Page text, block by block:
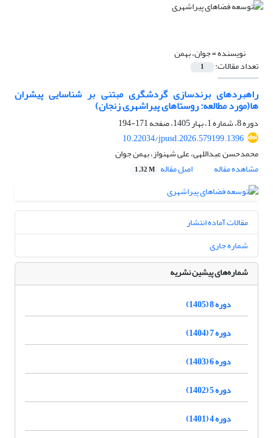
نویسنده =جوان، بهمن
تعداد مقالات: 1
راهبرد‌های برندسازی گردشگری مبتنی بر شناسایی پیشران
ها(مورد مطالعه: روستاهای پیراشهری زنجان)
دوره 8، شماره 1، بهار 1405، صفحه
171-194
10.22034/jpusd.2026.579199.1396
محمدحسن عبداللهی، علی شهنواز، بهمن جوان
مشاهده مقاله
اصل مقاله 1.32 M
مقالات آماده انتشار
شماره جاری
شماره‌های پیشین نشریه
دوره 8 (1405)
دوره 7 (1404)
دوره 6 (1403)
دوره 5 (1402)
دوره 4 (1401)